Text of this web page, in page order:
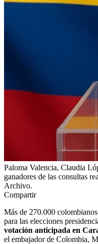
Paloma Valencia, Claudia
ganadores de las consultas
Archivo.
Compartir
Más de 270.000
para las elecciones
votación anticipada en
el embajador de Colombia,